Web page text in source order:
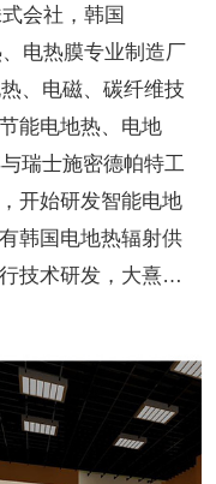
会社，韩国
电热膜专业制造厂
、电磁、碳纤维技
能电地热、电地
瑞士施密德帕特工
开始研发智能电地
韩国电地热辐射供
技术研发，大熹及
暖品牌。